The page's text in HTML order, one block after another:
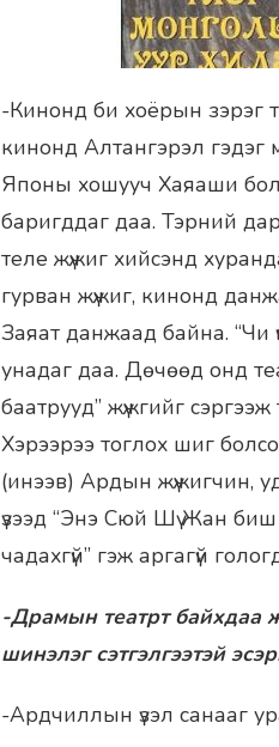
-Кинонд би хоёрын зэрэг
кинонд Алтангэрэл гэдэг
Японы хошууч Хаяаши
баригддаг даа. Тэрний
теле жүжиг хийсэнд
гурван жүжиг, кинонд
Заяат данжаад байна. “Чи
унадаг даа. Дөчөөд онд
баатрууд” жүжгийг
Хэрээрээ тоглох шиг
(инээв) Ардын жүжигчин,
үзээд “Энэ Сюй Шү Жан
чадахгүй” гэж аргагүй
-Драмын театрт байхдаа
шинэлэг сэтгэлгээтэй
-Ардчиллын үзэл санааг